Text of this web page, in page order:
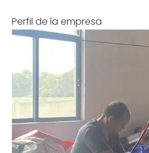
Perfil de la empresa